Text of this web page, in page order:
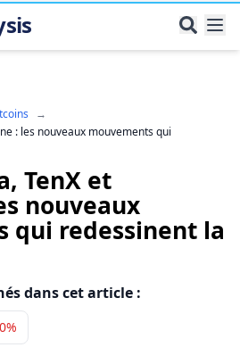
→
: les nouveaux mouvements qui
TenX et
nouveaux
qui redessinent la
dans cet article :